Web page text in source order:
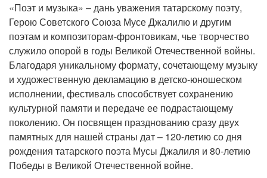
«Поэт и музыка» – дань уважения татарскому поэту,
Герою Советского Союза Мусе Джалилю и другим
поэтам и композиторам-фронтовикам, чье творчество
служило опорой в годы Великой Отечественной войны.
Благодаря уникальному формату, сочетающему музыку
и художественную декламацию в детско-юношеском
исполнении, фестиваль способствует сохранению
культурной памяти и передаче ее подрастающему
поколению. Он посвящен празднованию сразу двух
памятных для нашей страны дат – 120-летию со дня
рождения татарского поэта Мусы Джалиля и 80-летию
Победы в Великой Отечественной войне.